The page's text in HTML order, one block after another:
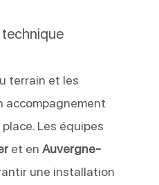
terrain et les
accompagnement
Les équipes
et en Auvergne-
une installation